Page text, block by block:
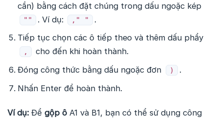
cần) bằng cách đặt chúng trong dấu ngoặc kép
"" . Ví dụ: ," "
.
Tiếp tục chọn các ô tiếp theo và thêm dấu phẩy
,
cho đến khi hoàn thành.
Đóng công thức bằng dấu ngoặc đơn
)
.
Nhấn Enter để hoàn thành.
Ví dụ: Để gộp ô A1 và B1, bạn có thể sử dụng công